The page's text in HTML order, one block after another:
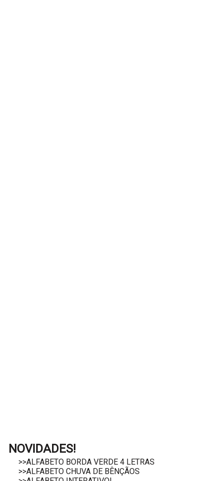
NOVIDADES!
>>ALFABETO BORDA VERDE 4 LETRAS
>>ALFABETO CHUVA DE BÊNÇÃOS